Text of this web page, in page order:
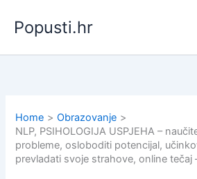
content
Popusti.hr
Home
Obrazovanje
NLP, PSIHOLOGIJA USPJEHA –
probleme, osloboditi potencijal,
prevladati svoje strahove, online tečaj